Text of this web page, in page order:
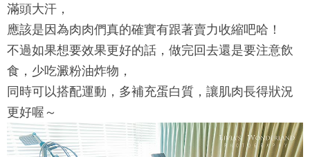
滿頭大汗，
應該是因為肉肉們真的確實有跟著賣力收縮吧哈！
不過如果想要效果更好的話，做完回去還是要注意飲
食，少吃澱粉油炸物，
同時可以搭配運動，多補充蛋白質，讓肌肉長得狀況
更好喔～